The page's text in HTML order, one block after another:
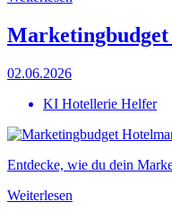
02.06.2026
KI Hotellerie Helfer
Entdecke, wie du dein
Weiterlesen